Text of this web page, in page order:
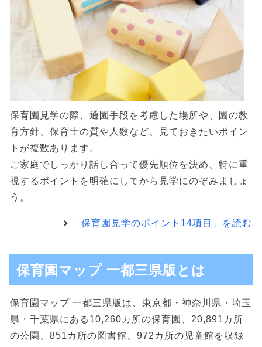
保育園見学の際、通園手段を考慮した場所や、園の教
育方針、保育士の質や人数など、見ておきたいポイン
トが複数あります。
ご家庭でしっかり話し合って優先順位を決め、特に重
視するポイントを明確にしてから見学にのぞみましょ
う。
「保育園見学のポイント14項目」を読む
保育園マップ 一都三県版とは
保育園マップ 一都三県版は、東京都・神奈川県・埼玉
県・千葉県にある10,260カ所の保育園、20,891カ所
の公園、851カ所の図書館、972カ所の児童館を収録